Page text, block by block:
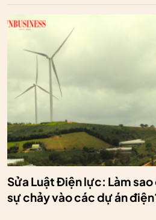
Sửa Luật Điện lực: Làm
sự chảy vào các dự án